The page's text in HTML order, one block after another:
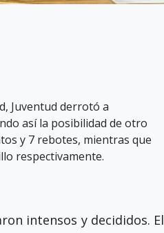
Juventud derrotó a
así la posibilidad de otro
y 7 rebotes, mientras que
respectivamente.
intensos y decididos. El